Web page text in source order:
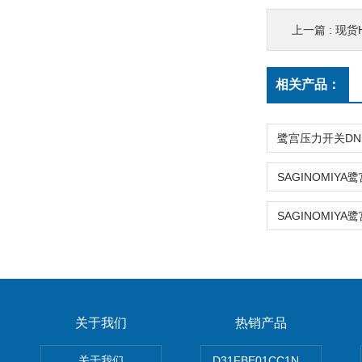
上一篇 : 现货
相关产品：
关于我们 热销产品